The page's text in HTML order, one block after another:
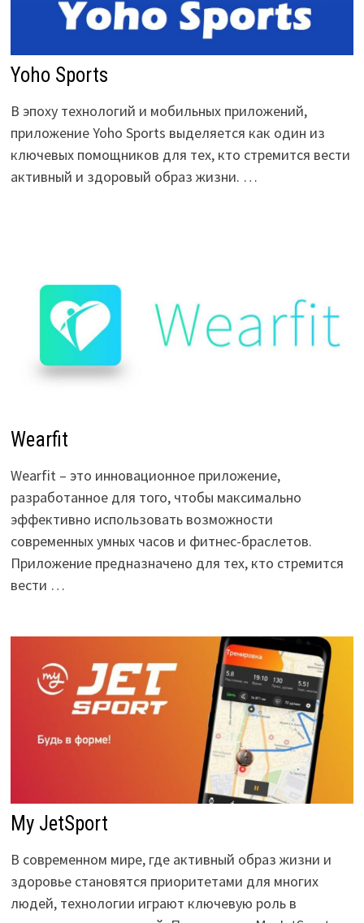
Yoho Sports
В эпоху технологий и мобильных приложений,
приложение Yoho Sports выделяется как один из
ключевых помощников для тех, кто стремится вести
активный и здоровый образ жизни. …
Wearfit
Wearfit – это инновационное приложение,
разработанное для того, чтобы максимально
эффективно использовать возможности
современных умных часов и фитнес-браслетов.
Приложение предназначено для тех, кто стремится
вести …
My JetSport
В современном мире, где активный образ жизни и
здоровье становятся приоритетами для многих
людей, технологии играют ключевую роль в